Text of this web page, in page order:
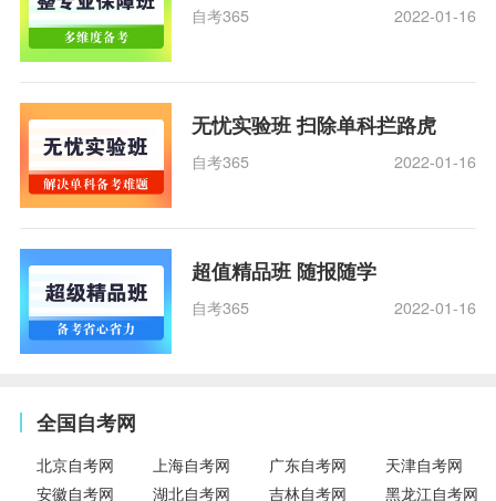
自考365 2022-01-16
无忧实验班 扫除单科拦路虎
自考365 2022-01-16
超值精品班 随报随学
自考365 2022-01-16
全国自考网
北京自考网 上海自考网 广东自考网
天津自考网
安徽自考网
湖北自考网 吉林自考网 黑龙江自考网